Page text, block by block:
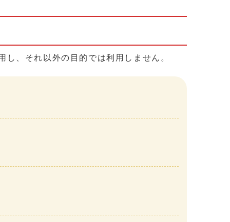
、それ以外の目的では利用しません。